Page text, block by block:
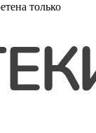
только